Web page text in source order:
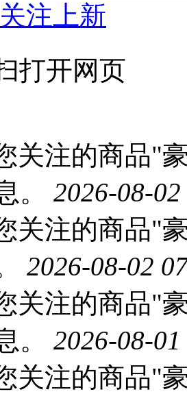
关注上新
打开网页
关注的商品"
。 2026-08-
关注的商品"
2026-08-02
关注的商品"
。 2026-08-
关注的商品"